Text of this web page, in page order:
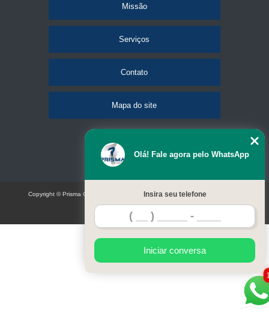
Missão
Serviços
Contato
Mapa do site
Olá! Fale agora pelo WhatsApp
Insira seu telefone
Iniciar conversa
Copyright © Prisma Comunicação visual e eventos (Lei 9610 de 19/02/1998)
W3C